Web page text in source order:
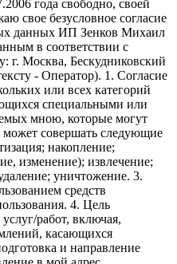
года свободно, своей
свое безусловное согласие
данных ИП Зенков Михаил
в соответствии с
г. Москва, Бескудниковский
- Оператор). 1. Согласие
или всех категорий
специальными или
мною, которые могут
совершать следующие
накопление;
изменение); извлечение;
уничтожение. 3.
средств
4. Цель
работ, включая,
касающихся
и направление